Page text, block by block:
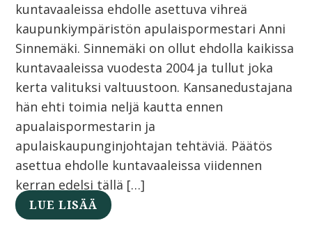
kuntavaaleissa ehdolle asettuva vihreä
kaupunkiympäristön apulaispormestari Anni
Sinnemäki. Sinnemäki on ollut ehdolla kaikissa
kuntavaaleissa vuodesta 2004 ja tullut joka
kerta valituksi valtuustoon. Kansanedustajana
hän ehti toimia neljä kautta ennen
apualaispormestarin ja
apulaiskaupunginjohtajan tehtäviä. Päätös
asettua ehdolle kuntavaaleissa viidennen
kerran edelsi tällä […]
LUE LISÄÄ